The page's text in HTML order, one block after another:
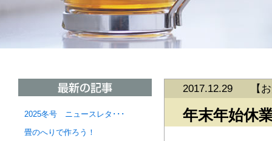
2025冬号 ニュースレタ･･･
畳のへりで作ろう！
2017.12.29 【
年末年始休